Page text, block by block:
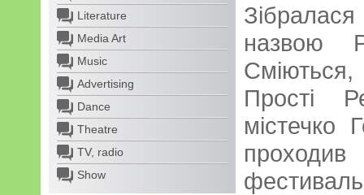
Literature
Media Art
Music
Advertising
Dance
Theatre
TV, radio
Show
назвою
Прості
містечко